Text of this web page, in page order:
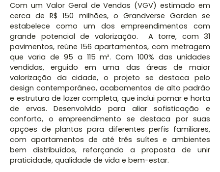
Com um Valor Geral de Vendas (VGV) estimado em
cerca de R$ 150 milhões, o Grandverse Garden se
estabelece como um dos empreendimentos com
grande potencial de valorização.
A torre, com 31
pavimentos, reúne 156 apartamentos, com metragem
que varia de 95 a 115 m². Com 100% das unidades
vendidas, erguido em uma das áreas de maior
valorização da cidade, o projeto se destaca pelo
design contemporâneo, acabamentos de alto padrão
e estrutura de lazer completa, que inclui pomar e horta
de ervas. Desenvolvido para aliar sofisticação e
conforto, o empreendimento se destaca por suas
opções de plantas para diferentes perfis familiares,
com apartamentos de até três suítes e ambientes
bem distribuídos, reforçando a proposta de unir
praticidade, qualidade de vida e bem-estar.